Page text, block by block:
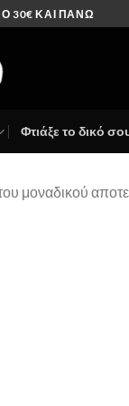
30€ ΚΑΙ ΠΑΝΩ
Φτιάξε το δικό
μοναδικού